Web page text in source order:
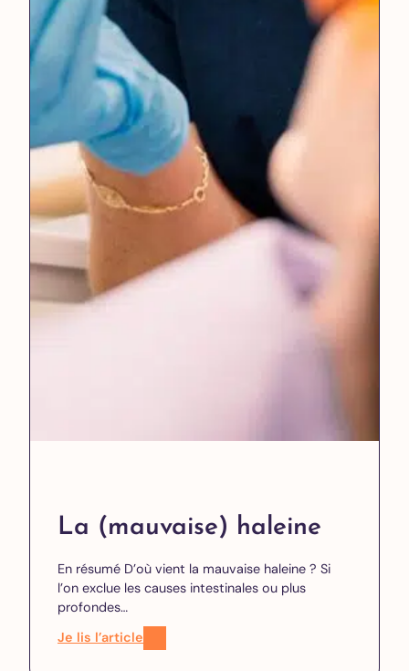
La (mauvaise) haleine
En résumé D’où vient la mauvaise haleine ? Si
l’on exclue les causes intestinales ou plus
profondes…
Je lis l’article